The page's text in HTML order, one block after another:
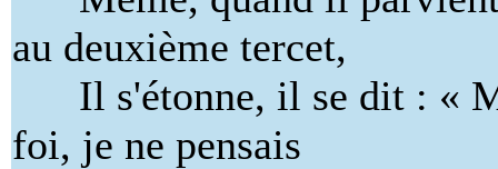
au deuxième tercet,
Il s'étonne, il se dit : «
foi, je ne pensais